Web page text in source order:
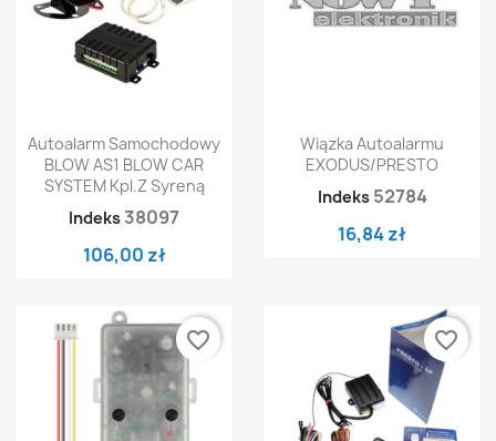
Autoalarm Samochodowy
BLOW AS1 BLOW CAR
SYSTEM Kpl.z Syreną
Indeks 38097
106,00 zł
Wiązka Autoalarmu
EXODUS/PRESTO
Indeks 52784
16,84 zł
favorite_border favorite_border